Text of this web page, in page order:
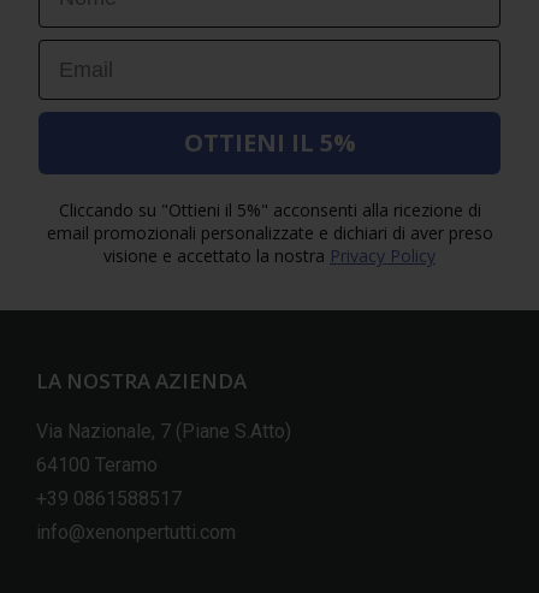
Email
OTTIENI IL 5%
Cliccando su "Ottieni il 5%" acconsenti alla ricezione di
email promozionali personalizzate e dichiari di aver preso
visione e accettato la nostra Privacy Policy
LA NOSTRA AZIENDA
Via Nazionale, 7 (Piane S.Atto)
64100 Teramo
+39 0861588517
info@xenonpertutti.com